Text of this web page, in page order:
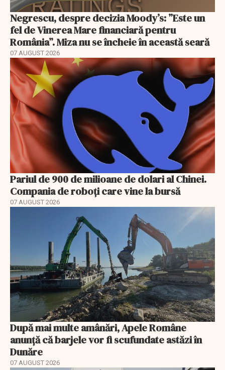
Negrescu, despre decizia Moody’s: ”Este un
fel de Vinerea Mare financiară pentru
România”. Miza nu se încheie în această seară
07 AUGUST 2026
Pariul de 900 de milioane de dolari al Chinei.
Compania de roboți care vine la bursă
07 AUGUST 2026
După mai multe amânări, Apele Române
anunță că barjele vor fi scufundate astăzi în
Dunăre
07 AUGUST 2026